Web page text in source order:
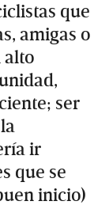
que
amigas o
alto
ser
ir
que se
inicio)